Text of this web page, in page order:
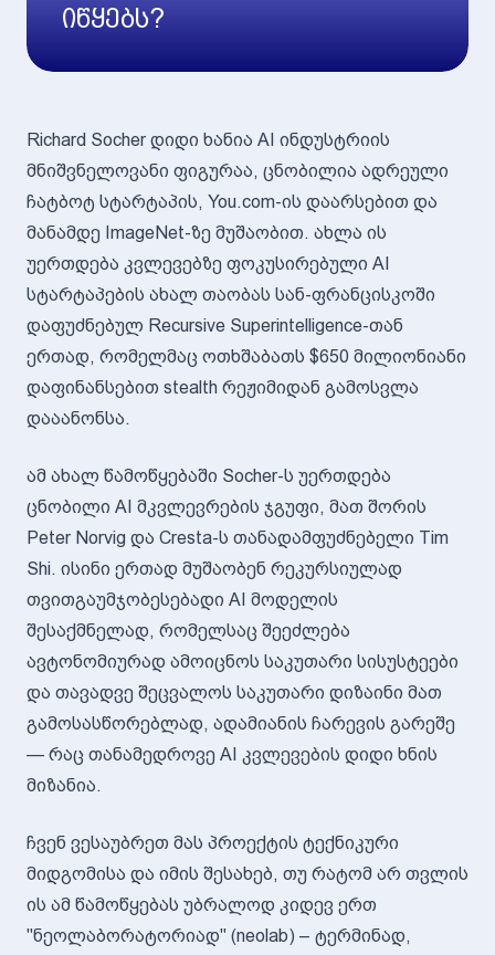
იწყებს?
Richard Socher დიდი ხანია AI ინდუსტრიის
მნიშვნელოვანი ფიგურაა, ცნობილია ადრეული
ჩატბოტ სტარტაპის, You.com-ის დაარსებით და
მანამდე ImageNet-ზე მუშაობით. ახლა ის
უერთდება კვლევებზე ფოკუსირებული AI
სტარტაპების ახალ თაობას სან-ფრანცისკოში
დაფუძნებულ Recursive Superintelligence-თან
ერთად, რომელმაც ოთხშაბათს $650 მილიონიანი
დაფინანსებით stealth რეჟიმიდან გამოსვლა
დააანონსა.
ამ ახალ წამოწყებაში Socher-ს უერთდება
ცნობილი AI მკვლევრების ჯგუფი, მათ შორის
Peter Norvig და Cresta-ს თანადამფუძნებელი Tim
Shi. ისინი ერთად მუშაობენ რეკურსიულად
თვითგაუმჯობესებადი AI მოდელის
შესაქმნელად, რომელსაც შეეძლება
ავტონომიურად ამოიცნოს საკუთარი სისუსტეები
და თავადვე შეცვალოს საკუთარი დიზაინი მათ
გამოსასწორებლად, ადამიანის ჩარევის გარეშე
— რაც თანამედროვე AI კვლევების დიდი ხნის
მიზანია.
ჩვენ ვესაუბრეთ მას პროექტის ტექნიკური
მიდგომისა და იმის შესახებ, თუ რატომ არ თვლის
ის ამ წამოწყებას უბრალოდ კიდევ ერთ
"ნეოლაბორატორიად" (neolab) – ტერმინად,